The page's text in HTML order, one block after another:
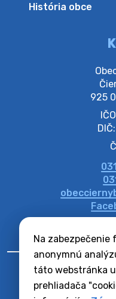
Na zabezpečenie
anonymnú
táto webstránka
prehliadača
hogy szerdán
lesz https://
Zber
Szeparált műanya…
Oznamujeme
prebehne zber
obyvateľov, aby
večer vopred,
4. augusta 2026 09:51
Oznámenie o
elektri…
Oznamujeme Vám,
niektorých častiach
distribúcie elektrickej
dátumoch, časoch a
4. augusta 2026 09:48
Zber BIO odpadu-
História obce
925